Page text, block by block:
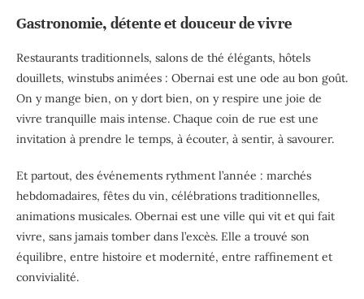
Gastronomie, détente et douceur de vivre
Restaurants traditionnels, salons de thé élégants, hôtels
douillets, winstubs animées : Obernai est une ode au bon goût.
On y mange bien, on y dort bien, on y respire une joie de
vivre tranquille mais intense. Chaque coin de rue est une
invitation à prendre le temps, à écouter, à sentir, à savourer.
Et partout, des événements rythment l’année : marchés
hebdomadaires, fêtes du vin, célébrations traditionnelles,
animations musicales. Obernai est une ville qui vit et qui fait
vivre, sans jamais tomber dans l’excès. Elle a trouvé son
équilibre, entre histoire et modernité, entre raffinement et
convivialité.